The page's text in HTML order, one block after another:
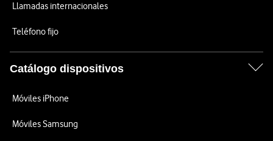
Llamadas internacionales
Teléfono fijo
Catálogo dispositivos
Móviles iPhone
Móviles Samsung